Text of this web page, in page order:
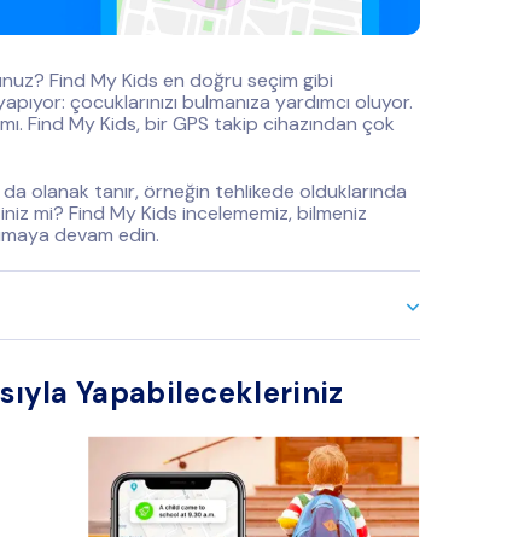
Find My Kids en doğru seçim gibi
çocuklarınızı bulmanıza yardımcı oluyor.
Find My Kids, bir GPS takip cihazından çok
da olanak tanır, örneğin tehlikede olduklarında
mi? Find My Kids incelememiz, bilmeniz
devam edin.
Yapabilecekleriniz